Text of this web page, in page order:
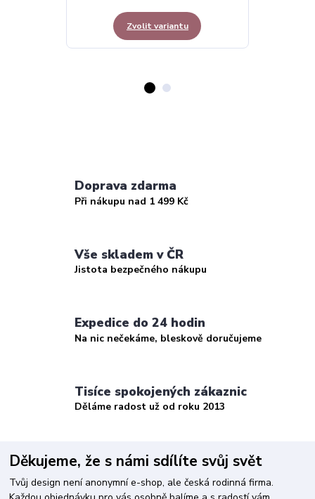
Zvolit variantu
Doprava zdarma
Při nákupu nad 1 499 Kč
Vše skladem v ČR
Jistota bezpečného nákupu
Expedice do 24 hodin
Na nic nečekáme, bleskově doručujeme
Tisíce spokojených zákaznic
Děláme radost už od roku 2013
Děkujeme, že s námi sdílíte svůj svět
Tvůj design není anonymní e-shop, ale česká rodinná firma.